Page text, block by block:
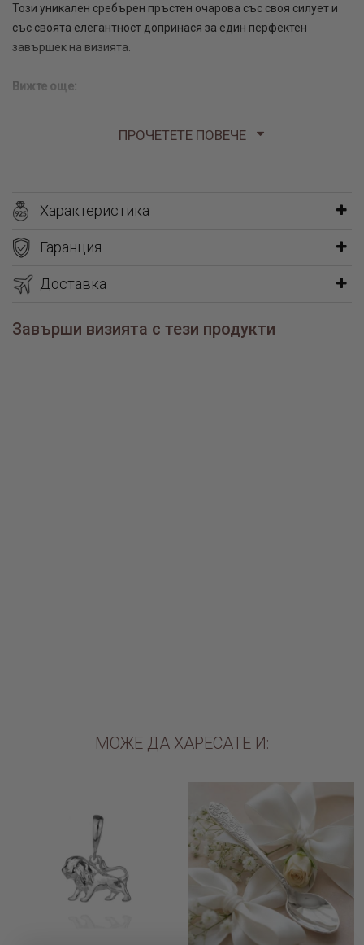
Този уникален сребърен пръстен очарова със своя силует и
със своята елегантност допринася за един перфектен
завършек на визията.
Вижте още:
ПРОЧЕТЕТЕ ПОВЕЧЕ
Характеристика
Гаранция
Доставка
Завърши визията с тези продукти
МОЖЕ ДА ХАРЕСАТЕ И: